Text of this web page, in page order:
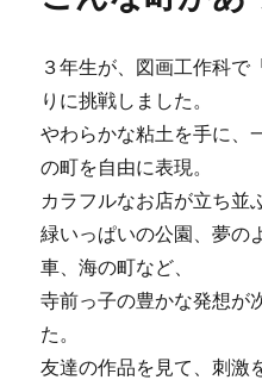
３年生が、図画工作科で
りに挑戦しました。
やわらかな粘土を手に、
の町を自由に表現。
カラフルなお店が立ち並
緑いっぱいの公園、夢の
車、海の町など、
寺前っ子の豊かな発想が
た。
友達の作品を見て、刺激